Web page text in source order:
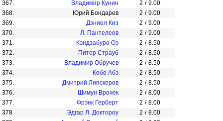
367.
Владимир Кунин 2 / 9.00
368.
Юрий Бондарев 2 / 9.00
369.
Дэниел Киз 2 / 9.00
370.
Л. Пантелеев 2 / 9.00
371.
Кэндзабуро Оэ 2 / 8.50
372.
Питер Страуб 2 / 8.50
373.
Владимир Обручев 2 / 8.50
374.
Кобо Абэ 2 / 8.50
375.
Дмитрий Липскеров 2 / 8.50
376.
Шимун Врочек 2 / 8.00
377.
Фрэнк Герберт 2 / 8.00
378.
Эдгар Л. Доктороу 2 / 8.00